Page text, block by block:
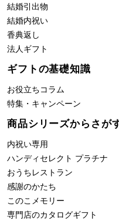
結婚引出物
結婚内祝い
香典返し
法人ギフト
ギフトの基礎知識
お役立ちコラム
特集・キャンペーン
商品シリーズからさが
内祝い専用
ハンディセレクト プラチナ
おうちレストラン
感謝のかたち
このこメモリー
専門店のカタログギフト